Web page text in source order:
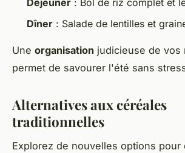
Déjeuner : Bol de riz complet et
Dîner : Salade de lentilles et
Une organisation judicieuse de vos
permet de savourer l'été sans
Alternatives aux céréales
traditionnelles
Explorez de nouvelles options